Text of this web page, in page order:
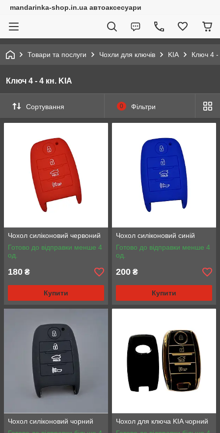
mandarinka-shop.in.ua автоаксесуари
Товари та послуги Чохли для ключів KIA Ключ 4 -
Ключ 4 - 4 кн. KIA
Сортування 0 Фільтри
Чохол силіконовий червоний
Готово до відправки менше 4
од.
180 ₴
Купити
Чохол силіконовий синій
Готово до відправки менше 4
од.
200 ₴
Купити
Чохол силіконовий чорний
Чохол для ключа KIA чорний